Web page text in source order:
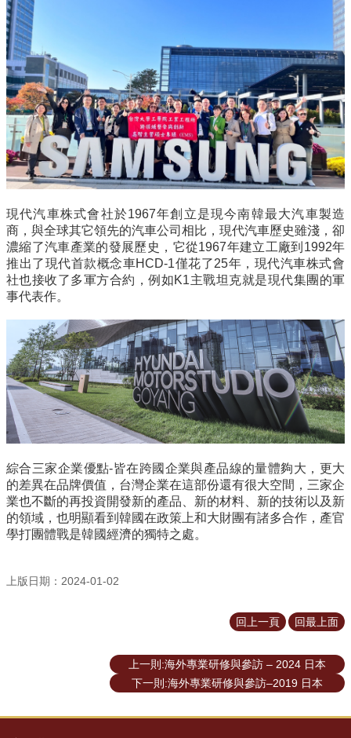
於
我
們
校
友
專
區
社
群
媒
現代汽車株式會社於1967年創立是現今南韓最大汽車製造
商，與全球其它領先的汽車公司相比，現代汽車歷史雖淺，卻
濃縮了汽車產業的發展歷史，它從1967年建立工廠到1992年
推出了現代首款概念車HCD-1僅花了25年，現代汽車株式會
社也接收了多軍方合約，例如K1主戰坦克就是現代集團的軍
事代表作。
綜合三家企業優點-皆在跨國企業與產品線的量體夠大，更大
的差異在品牌價值，台灣企業在這部份還有很大空間，三家企
業也不斷的再投資開發新的產品、新的材料、新的技術以及新
的領域，也明顯看到韓國在政策上和大財團有諸多合作，產官
學打團體戰是韓國經濟的獨特之處。
上版日期：2024-01-02
回上一頁 回最上面
上一則:海外專業研修與參訪 – 2024 日本
下一則:海外專業研修與參訪–2019 日本